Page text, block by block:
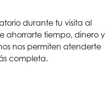
durante tu visita al
ahorrarte tiempo, dinero y
nos permiten atenderte
completa.